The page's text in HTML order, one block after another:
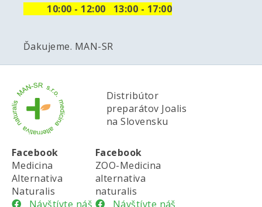
10:00 - 12:00 13:00 - 17:00
Ďakujeme. MAN-SR
Distribútor
preparátov Joalis
na Slovensku
Facebook
Medicina
Alternativa
Naturalis
Návštívte náš
Facebook
ZOO-Medicina
alternativa
naturalis
Návštívte náš